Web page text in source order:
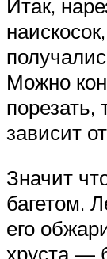
Итак,
Можно
порезать,
зависит
Значит
багетом.
его
хруста —